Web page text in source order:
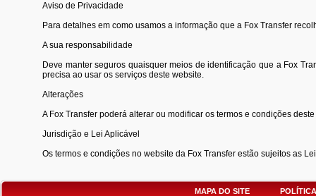
Aviso de Privacidade
Para detalhes em como usamos a informação que a Fox Transfer
A sua responsabilidade
Deve manter seguros quaisquer meios de identificação que a Fox
precisa ao usar os serviços deste website.
Alterações
A Fox Transfer poderá alterar ou modificar os termos e condições
Jurisdição e Lei Aplicável
Os termos e condições no website da Fox Transfer estão sujeitos as
MAPA DO SITE